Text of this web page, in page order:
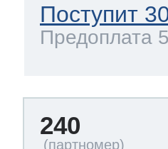
Поступит
Предоплата
240